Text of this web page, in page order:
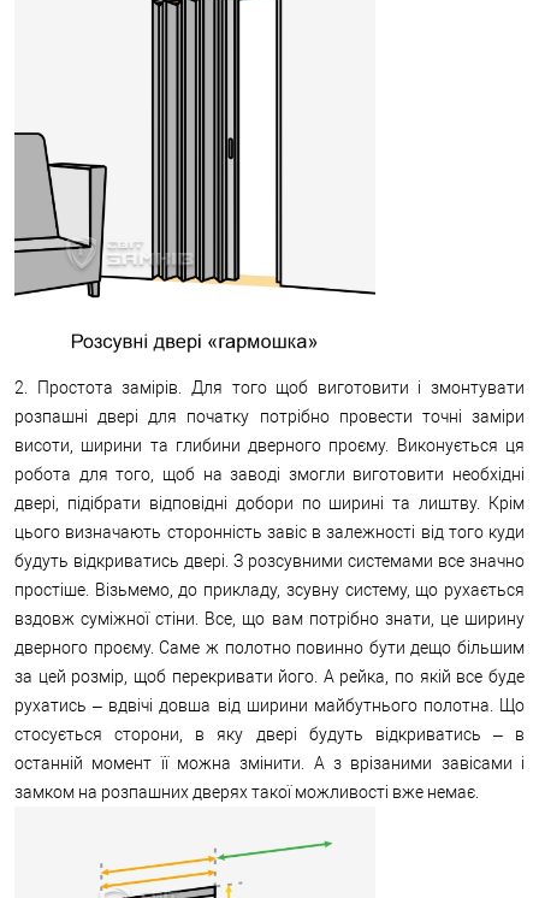
2. Простота замірів. Для того щоб виготовити і змонтувати
розпашні двері для початку потрібно провести точні заміри
висоти, ширини та глибини дверного проєму. Виконується ця
робота для того, щоб на заводі змогли виготовити необхідні
двері, підібрати відповідні добори по ширині та лиштву. Крім
цього визначають сторонність завіс в залежності від того куди
будуть відкриватись двері. З розсувними системами все значно
простіше. Візьмемо, до прикладу, зсувну систему, що рухається
вздовж суміжної стіни. Все, що вам потрібно знати, це ширину
дверного проєму. Саме ж полотно повинно бути дещо більшим
за цей розмір, щоб перекривати його. А рейка, по якій все буде
рухатись – вдвічі довша від ширини майбутнього полотна. Що
стосується сторони, в яку двері будуть відкриватись – в
останній момент її можна змінити. А з врізаними завісами і
замком на розпашних дверях такої можливості вже немає.